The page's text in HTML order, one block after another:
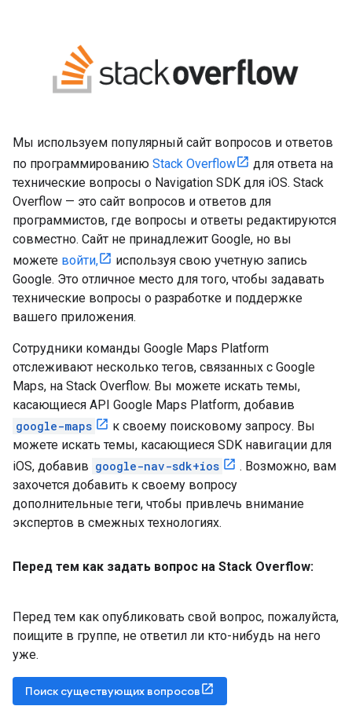
Мы используем популярный сайт вопросов и ответов
по программированию Stack Overflow
для ответа на
технические вопросы о Navigation SDK для iOS. Stack
Overflow — это сайт вопросов и ответов для
программистов, где вопросы и ответы редактируются
совместно. Сайт не принадлежит Google, но вы
можете войти,
используя свою учетную запись
Google. Это отличное место для того, чтобы задавать
технические вопросы о разработке и поддержке
вашего приложения.
Сотрудники команды Google Maps Platform
отслеживают несколько тегов, связанных с Google
Maps, на Stack Overflow. Вы можете искать темы,
касающиеся API Google Maps Platform, добавив
google-maps
к своему поисковому запросу. Вы
можете искать темы, касающиеся SDK навигации для
iOS, добавив google-nav-sdk+ios
. Возможно, вам
захочется добавить к своему вопросу
дополнительные теги, чтобы привлечь внимание
экспертов в смежных технологиях.
Перед тем как задать вопрос на Stack Overflow:
Перед тем как опубликовать свой вопрос, пожалуйста,
поищите в группе, не ответил ли кто-нибудь на него
уже.
Поиск существующих вопросов